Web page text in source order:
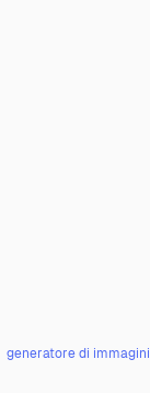
generatore di immagini